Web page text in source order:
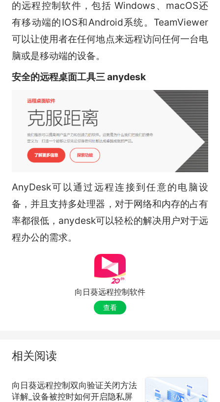
的远程控制软件，包括 Windows、macOS还
有移动端的IOS和Android系统。TeamViewer
可以让使用者在任何地点来远程访问任何一台电
脑或是移动端的设备。
安全的远程桌面工具三 anydesk
AnyDesk可以通过远程连接到任意的电脑设
备，并且支持多处理器，对于网络和内存的占有
率都很低，anydesk可以轻松的解决用户对于远
程办公的需求。
向日葵远程控制软件
查看
相关阅读
向日葵远程控制双向验证关闭方法
详解_设备被控时如何开启隐私屏